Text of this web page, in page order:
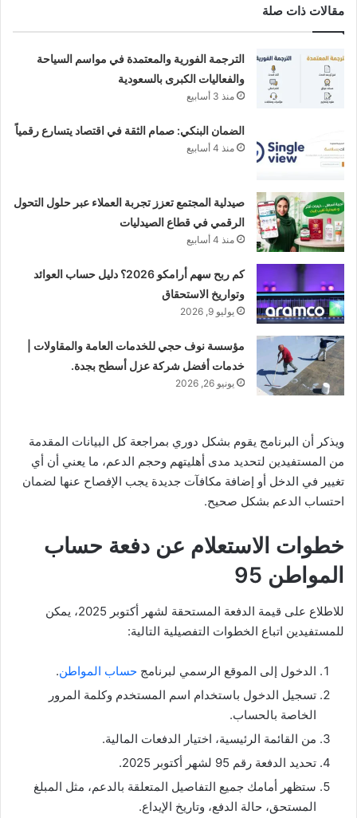
مقالات ذات صلة
الترجمة الفورية والمعتمدة في مواسم السياحة
والفعاليات الكبرى بالسعودية
منذ 3 أسابيع
الضمان البنكي: صمام الثقة في اقتصاد يتسارع رقمياً
منذ 4 أسابيع
صيدلية المجتمع تعزز تجربة العملاء عبر حلول التحول
الرقمي في قطاع الصيدليات
منذ 4 أسابيع
كم ربح سهم أرامكو 2026؟ دليل حساب العوائد
وتواريخ الاستحقاق
يوليو 9, 2026
مؤسسة نوف حجي للخدمات العامة والمقاولات |
خدمات أفضل شركة عزل أسطح بجدة.
يونيو 26, 2026
ويذكر أن البرنامج يقوم بشكل دوري بمراجعة كل البيانات المقدمة
من المستفيدين لتحديد مدى أهليتهم وحجم الدعم، ما يعني أن أي
تغيير في الدخل أو إضافة مكافآت جديدة يجب الإفصاح عنها لضمان
احتساب الدعم بشكل صحيح.
خطوات الاستعلام عن دفعة حساب
المواطن 95
للاطلاع على قيمة الدفعة المستحقة لشهر أكتوبر 2025، يمكن
للمستفيدين اتباع الخطوات التفصيلية التالية:
الدخول إلى الموقع الرسمي لبرنامج حساب المواطن.
تسجيل الدخول باستخدام اسم المستخدم وكلمة المرور
الخاصة بالحساب.
من القائمة الرئيسية، اختيار الدفعات المالية.
تحديد الدفعة رقم 95 لشهر أكتوبر 2025.
ستظهر أمامك جميع التفاصيل المتعلقة بالدعم، مثل المبلغ
المستحق، حالة الدفع، وتاريخ الإيداع.